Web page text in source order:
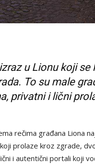
u Lionu koji
To su male
privatni i lični
rečima građana Liona
prolaze kroz zgrade,
i autentični portali koji